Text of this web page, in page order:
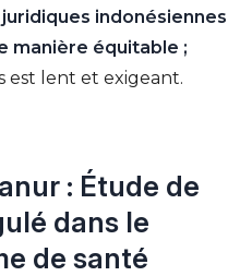
indonésiennes
manière équitable ;
est lent et exigeant.
: Étude de
dans le
de santé